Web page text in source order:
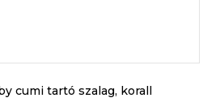
cumi tartó szalag, korall